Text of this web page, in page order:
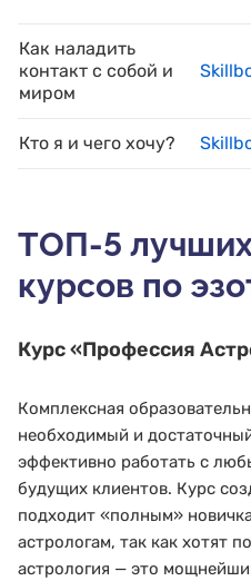
Как наладить
контакт с собой и
миром
Кто я и чего хочу?
ТОП-5
курсов по
Курс«Профессия
Комплексная
необходимый и
эффективно работать с
будущих клиентов. Курс
подходит «полным»
астрологам, так как хотят
астрология — это